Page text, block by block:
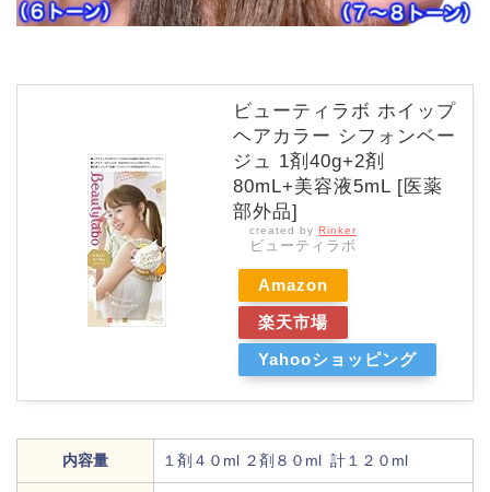
ビューティラボ ホイップ
ヘアカラー シフォンベー
ジュ 1剤40g+2剤
80mL+美容液5mL [医薬
部外品]
created by Rinker
ビューティラボ
Amazon
楽天市場
Yahooショッピング
内容量 １剤４０ml ２剤８０ml 計１２０ml